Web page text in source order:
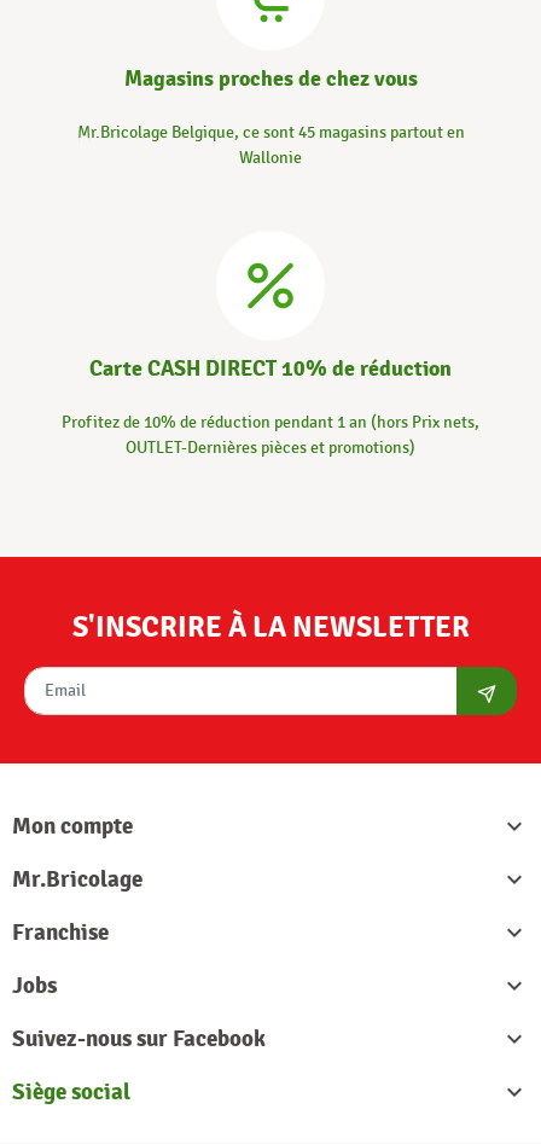
Magasins proches de chez vous
Mr.Bricolage Belgique, ce sont 45 magasins partout en
Wallonie
Carte CASH DIRECT 10% de réduction
Profitez de 10% de réduction pendant 1 an (hors Prix nets,
OUTLET-Dernières pièces et promotions)
S'INSCRIRE À LA NEWSLETTER
Mon compte

Mr.Bricolage

Franchise

Jobs

Suivez-nous sur Facebook

Siège social
